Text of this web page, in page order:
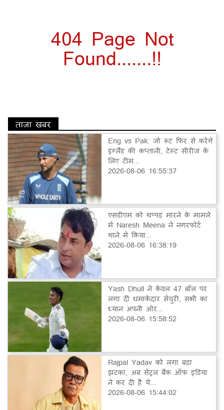
404 Page Not
Found.......!!
ताज़ा खबर
Eng vs Pak: जो रूट फिर से करेंगे
इंग्लैंड की कप्तानी, टेस्ट सीरीज के
लिए टीम...
2026-08-06 16:55:37
एसडीएम को थप्पड़ मारने के मामले
में Naresh Meena ने नगरफोर्ट
थाने में किया...
2026-08-06 16:38:19
Yash Dhull ने केवल 47 बॉल पर
लगा दी धमाकेदार सेंचुरी, सभी का
ध्यान अपनी ओर...
2026-08-06 15:58:52
Rajpal Yadav को लगा बड़ा
झटका, अब सेंट्रल बैंक ऑफ इंडिया
ने कर दी है ये...
2026-08-06 15:44:02